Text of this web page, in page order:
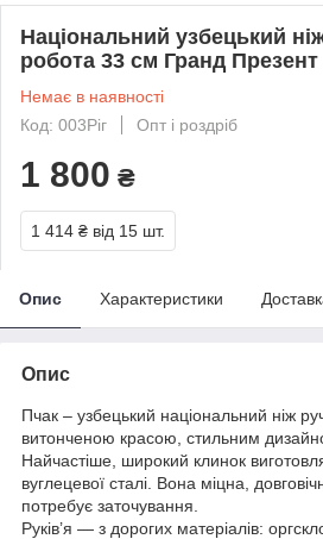
Національний узбецький
робота 33 см Гранд Презент
Немає в наявності
Код: 003Ріг
Опт і роздріб
1 800 ₴
1 414 ₴ від 15 шт.
Опис Характеристики
Опис
Пчак – узбецький національний ніж
витонченою красою, стильним
Найчастіше, широкий клинок
вуглецевої сталі. Вона міцна,
потребує заточування.
Руків’я — з дорогих матеріалів: